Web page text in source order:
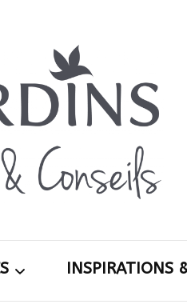
avons pour
INSPIRATIONS